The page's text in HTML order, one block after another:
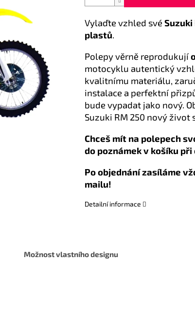
Vylaďte vzhled své Suzuki
plastů.
Polepy věrně reprodukují
motocyklu autentický
kvalitnímu materiálu,
instalace a perfektní
bude vypadat jako nový.
Suzuki RM 250 nový
Chceš mít na polepech
do poznámek v košíku
Po objednání zasíláme
mailu!
Detailní informace
Možnost vlastního designu